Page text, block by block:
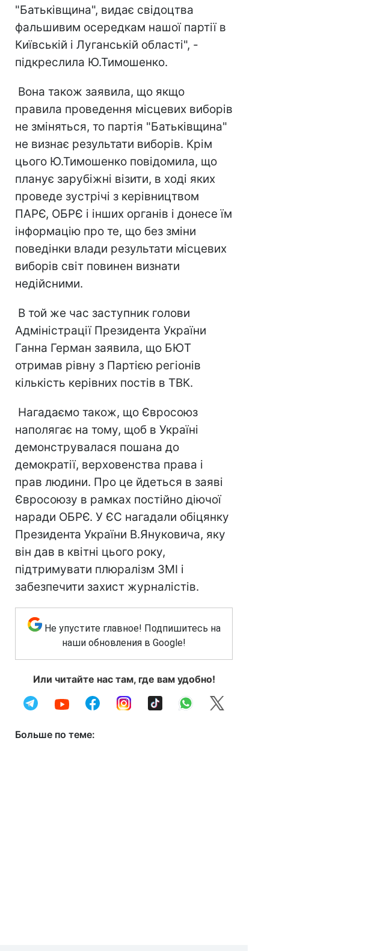
"Батьківщина", видає свідоцтва
фальшивим осередкам нашої партії в
Київській і Луганській області", -
підкреслила Ю.Тимошенко.
Вона також заявила, що якщо
правила проведення місцевих виборів
не зміняться, то партія "Батьківщина"
не визнає результати виборів. Крім
цього Ю.Тимошенко повідомила, що
планує зарубіжні візити, в ході яких
проведе зустрічі з керівництвом
ПАРЄ, ОБРЄ і інших органів і донесе їм
інформацію про те, що без зміни
поведінки влади результати місцевих
виборів світ повинен визнати
недійсними.
В той же час заступник голови
Адміністрації Президента України
Ганна Герман заявила, що БЮТ
отримав рівну з Партією регіонів
кількість керівних постів в ТВК.
Нагадаємо також, що Євросоюз
наполягає на тому, щоб в Україні
демонструвалася пошана до
демократії, верховенства права і
прав людини. Про це йдеться в заяві
Євросоюзу в рамках постійно діючої
наради ОБРЄ. У ЄС нагадали обіцянку
Президента України В.Януковича, яку
він дав в квітні цього року,
підтримувати плюралізм ЗМІ і
забезпечити захист журналістів.
Не упустите главное! Подпишитесь на
наши обновления в Google!
Или читайте нас там, где вам удобно!
Больше по теме: